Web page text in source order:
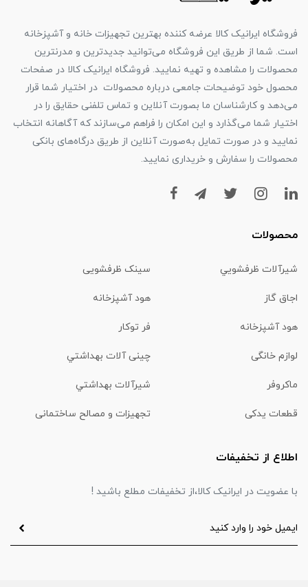
فروشگاه ایرانیک کالا عرضه کننده بهترین تجهیزات خانه و آشپزخانه
است. شما از طریق این فروشگاه می‌توانید جدیدترین و مدرنترین
محصولات را مشاهده و تهیه نمایید. فروشگاه ایرانیک کالا در صفحات
محصول خود توضیحات جامعی درباره محصولات در اختیار شما قرار
می‌دهد و کارشناسان ما بصورت آنلاین و تماس تلفنی حقایق را در
اختیار شما می‌گذارد و این امکان را فراهم می‌سازند که آگاهانه انتخاب
نمایید و در صورت تمایل به‌صورت آنلاین از طریق درگاه‌های بانکی
محصولات را سفارش و خریداری نمایید.
محصولات
شیرآلات ظرفشويي سینک ظرفشویی
اجاق گاز هود آشپزخانه
هود آشپزخانه فر توکار
لوازم خانگی چینی آلات بهداشتي
ماكروفر شیرآلات بهداشتي
قطعات یدکی تجهیزات و مصالح ساختمانی
اطلاع از تخفیفات
با عضویت در ایرانیک کالا،از تخفیفات مطلع باشید !